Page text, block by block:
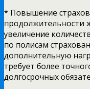
* Повышение
продолжительности
увеличение
по полисам
дополнительную
требует более
долгосрочных